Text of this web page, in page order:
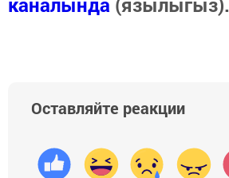
Оставляйте реакции